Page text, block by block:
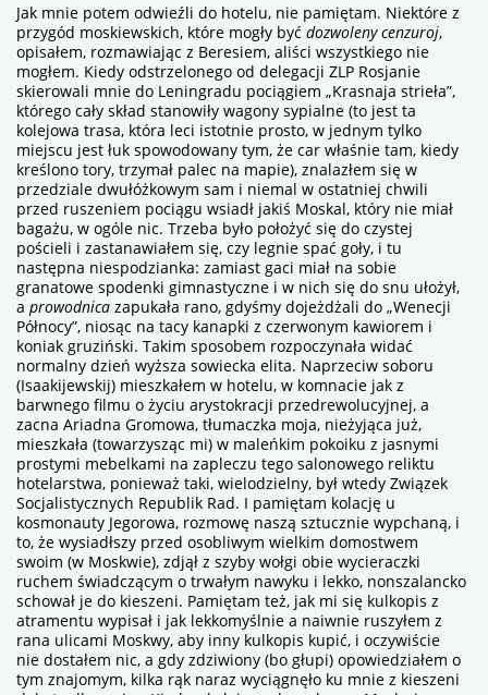
Jak mnie potem odwieźli do hotelu, nie pamiętam. Niektóre z
przygód moskiewskich, które mogły być dozwoleny cenzuroj,
opisałem, rozmawiając z Beresiem, aliści wszystkiego nie
mogłem. Kiedy odstrzelonego od delegacji ZLP Rosjanie
skierowali mnie do Leningradu pociągiem „Krasnaja strieła”,
którego cały skład stanowiły wagony sypialne (to jest ta
kolejowa trasa, która leci istotnie prosto, w jednym tylko
miejscu jest łuk spowodowany tym, że car właśnie tam, kiedy
kreślono tory, trzymał palec na mapie), znalazłem się w
przedziale dwułóżkowym sam i niemal w ostatniej chwili
przed ruszeniem pociągu wsiadł jakiś Moskal, który nie miał
bagażu, w ogóle nic. Trzeba było położyć się do czystej
pościeli i zastanawiałem się, czy legnie spać goły, i tu
następna niespodzianka: zamiast gaci miał na sobie
granatowe spodenki gimnastyczne i w nich się do snu ułożył,
a prowodnica zapukała rano, gdyśmy dojeżdżali do „Wenecji
Północy”, niosąc na tacy kanapki z czerwonym kawiorem i
koniak gruziński. Takim sposobem rozpoczynała widać
normalny dzień wyższa sowiecka elita. Naprzeciw soboru
(Isaakijewskij) mieszkałem w hotelu, w komnacie jak z
barwnego filmu o życiu arystokracji przedrewolucyjnej, a
zacna Ariadna Gromowa, tłumaczka moja, nieżyjąca już,
mieszkała (towarzysząc mi) w maleńkim pokoiku z jasnymi
prostymi mebelkami na zapleczu tego salonowego reliktu
hotelarstwa, ponieważ taki, wielodzielny, był wtedy Związek
Socjalistycznych Republik Rad. I pamiętam kolację u
kosmonauty Jegorowa, rozmowę naszą sztucznie wypchaną, i
to, że wysiadłszy przed osobliwym wielkim domostwem
swoim (w Moskwie), zdjął z szyby wołgi obie wycieraczki
ruchem świadczącym o trwałym nawyku i lekko, nonszalancko
schował je do kieszeni. Pamiętam też, jak mi się kulkopis z
atramentu wypisał i jak lekkomyślnie a naiwnie ruszyłem z
rana ulicami Moskwy, aby inny kulkopis kupić, i oczywiście
nie dostałem nic, a gdy zdziwiony (bo głupi) opowiedziałem o
tym znajomym, kilka rąk naraz wyciągnęło ku mnie z kieszeni